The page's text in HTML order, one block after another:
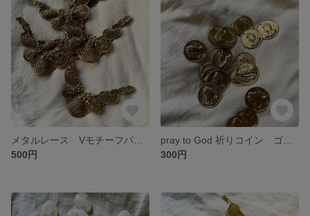
500円
300円